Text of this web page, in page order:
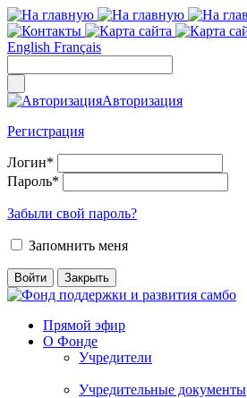
English Français
Авторизация
Регистрация
Логин*
Пароль*
Забыли свой пароль?
Запомнить меня
Прямой эфир
О Фонде
Учредители
Учредительные документы